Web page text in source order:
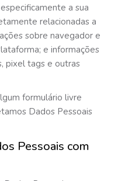
a sua
relacionadas a
sobre navegador e
e informações
pixel tags e outras
formulário livre
Dados Pessoais
Pessoais com